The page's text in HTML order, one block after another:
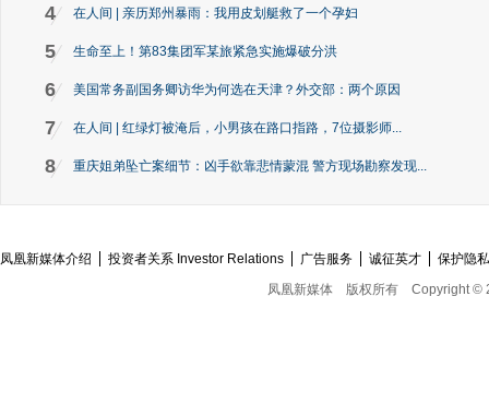
4 在人间 | 亲历郑州暴雨：我用皮划艇救了一个孕妇
5 生命至上！第83集团军某旅紧急实施爆破分洪
6 美国常务副国务卿访华为何选在天津？外交部：两个原因
7 在人间 | 红绿灯被淹后，小男孩在路口指路，7位摄影师...
8 重庆姐弟坠亡案细节：凶手欲靠悲情蒙混 警方现场勘察发现...
凤凰新媒体介绍 投资者关系 Investor Relations 广告服务 诚征英才
保护隐
凤凰新媒体
版权所有 Copyright ©